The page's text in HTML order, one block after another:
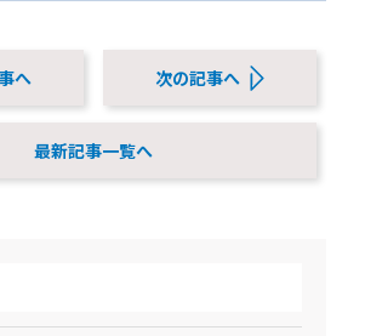
へ
最新記事一覧へ
次の記事へ